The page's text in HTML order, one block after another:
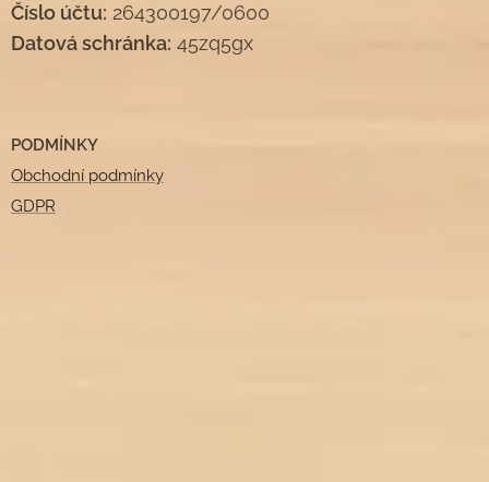
Číslo účtu: 264300197/0600
Datová schránka: 45zq5gx
PODMÍNKY
Obchodní podmínky
GDPR